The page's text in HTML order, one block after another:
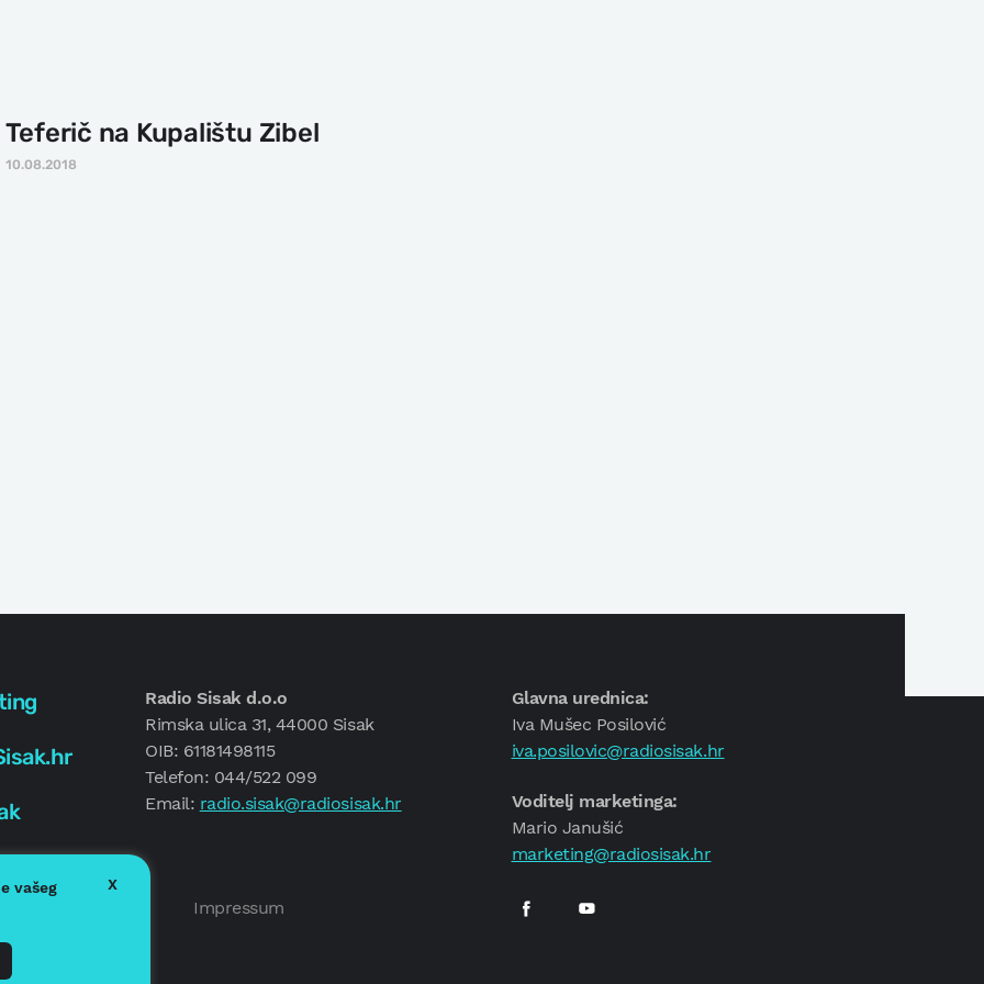
Teferič na Kupalištu Zibel
10.08.2018
Radio Sisak d.o.o
Rimska ulica 31, 44000 Sisak
OIB: 61181498115
Telefon: 044/522 099
Email: radio.sisak@radiosisak.hr
Glavna urednica:
Iva Mušec Posilović
iva.posilovic@radiosisak.hr
Voditelj marketinga:
Mario Janušić
marketing@radiosisak.hr
Impressum
vašeg
X